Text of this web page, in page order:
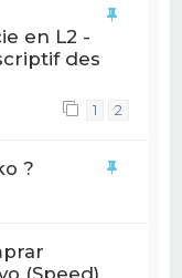
en L2 -
des
1 2
?